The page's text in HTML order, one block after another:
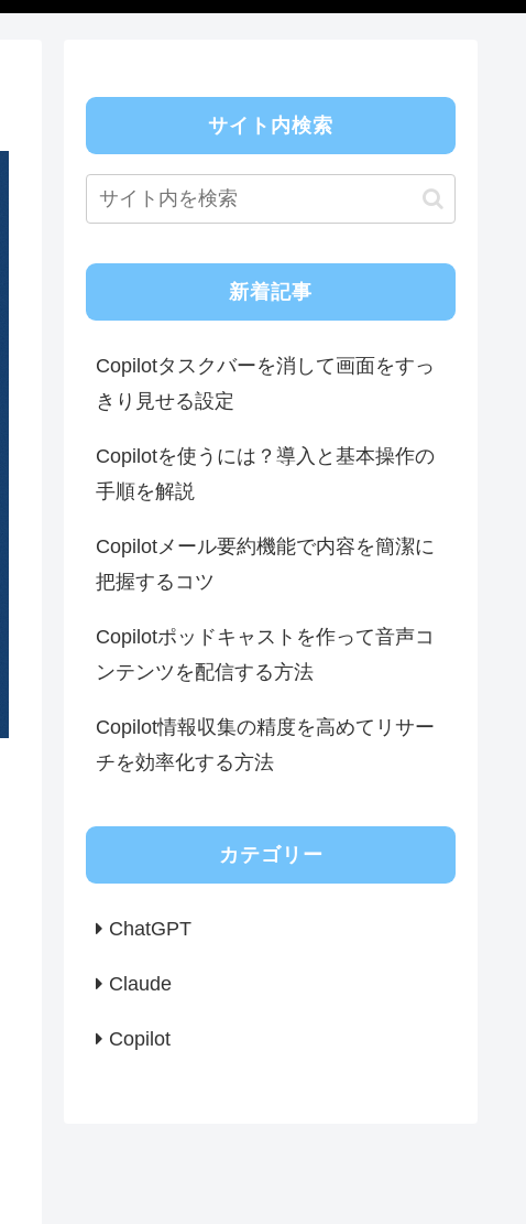
サイト内検索
新着記事
Copilotタスクバーを消して画面をすっ
きり見せる設定
Copilotを使うには？導入と基本操作の
手順を解説
Copilotメール要約機能で内容を簡潔に
把握するコツ
Copilotポッドキャストを作って音声コ
ンテンツを配信する方法
Copilot情報収集の精度を高めてリサー
チを効率化する方法
カテゴリー
ChatGPT
Claude
Copilot